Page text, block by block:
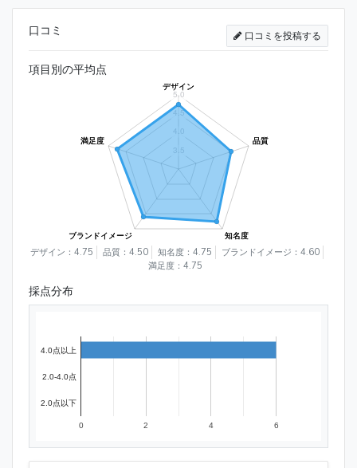
口コミを投稿する
口コミ
項目別の平均点
デザイン：4.75 品質：4.50 知名度：4.75
ブランドイメージ：4.60
満足度：4.75
採点分布
0 2 4 6
4.0点以上
2.0-4.0点
2.0点以下